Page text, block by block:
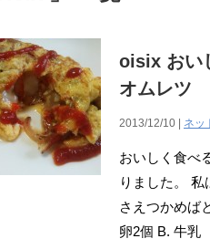
oisix おい
オムレツ
2013/12/10 | ネッ
おいしく食べ
りました。
さえつかめば
卵2個 B. 牛乳